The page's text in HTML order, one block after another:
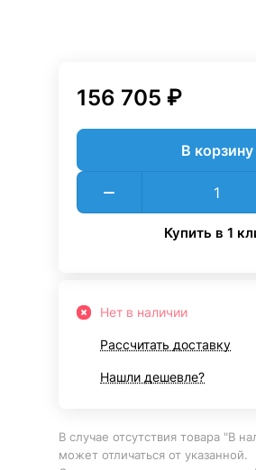
156 705 ₽
В корзину
Купить в 1
Нет в наличии
Рассчитать доставку
Нашли дешевле?
В случае отсутствия товара "В
может отличаться от указанной.